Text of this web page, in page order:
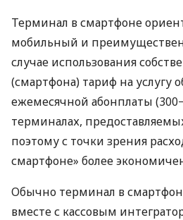
Терминал в смартфоне
мобильный и
случае использования
(смартфона) тариф на услугу
ежемесячной абонплаты
терминалах,
поэтому с точки зрения
смартфоне» более
Обычно терминал в
вместе с кассовым